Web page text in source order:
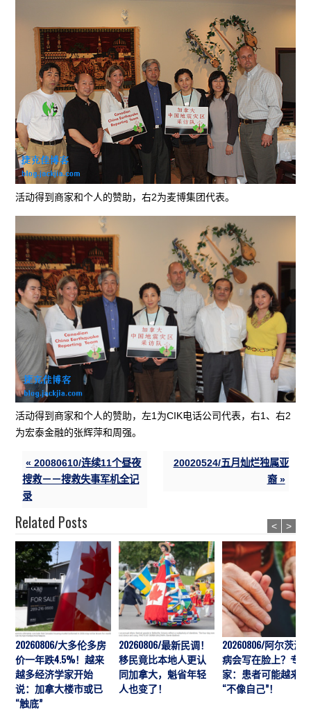
活动得到商家和个人的赞助，右2为麦博集团代表。
活动得到商家和个人的赞助，左1为CIK电话公司代表，右1、右2
为宏泰金融的张辉萍和周强。
« 20080610/连续11个昼夜
搜救－－搜救失事军机全记
录
20020524/五月灿烂独属亚
裔 »
Related Posts
20260806/大多伦多房
价一年跌4.5%！越来
越多经济学家开始
说：加拿大楼市或已
“触底”
20260806/最新民调！
移民竟比本地人更认
同加拿大，魁省年轻
人也变了！
20260806/阿尔茨海
病会写在脸上？专
家：患者可能越来越
“不像自己”！
< >